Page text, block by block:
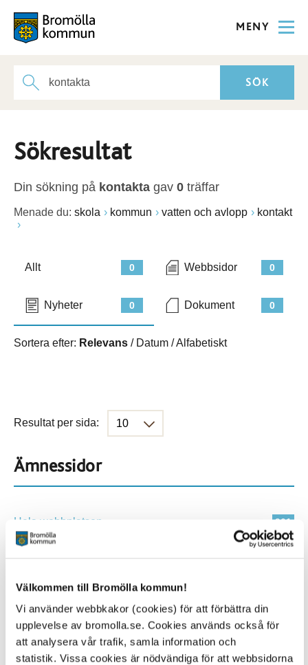
Välkommen till Bromölla kommun!
Vi använder webbkakor (cookies) för att förbättra din
upplevelse av bromolla.se. Cookies används också för
att analysera vår trafik, samla information och
statistik. Vissa cookies är nödvändiga för att webbsidorna
MENY
Sökresultat
Din sökning på kontakta gav 0 träffar
Menade du: skola kommun vatten och avlopp kontakt
0
Allt 0
Webbsidor
0
Nyheter 0
Dokument
Sortera efter: Relevans / Datum /Alfabetiskt
Resultat per sida:
Ämnessidor
901
Hela webbplatsen
901
Alla platser